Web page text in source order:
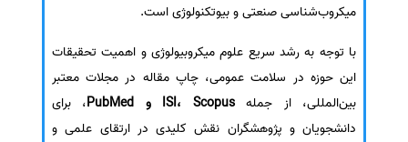
میکروب‌شناسی صنعتی و بیوتکنولوژی است.
با توجه به رشد سریع علوم میکروبیولوژی و اهمیت تحقیقات
این حوزه در سلامت عمومی، چاپ مقاله در مجلات معتبر
بین‌المللی، از جملهISI، Scopus و PubMed
، برای
دانشجویان و پژوهشگران نقش کلیدی در ارتقای علمی و